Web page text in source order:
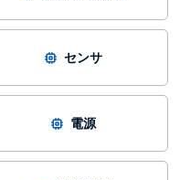
センサ
電源